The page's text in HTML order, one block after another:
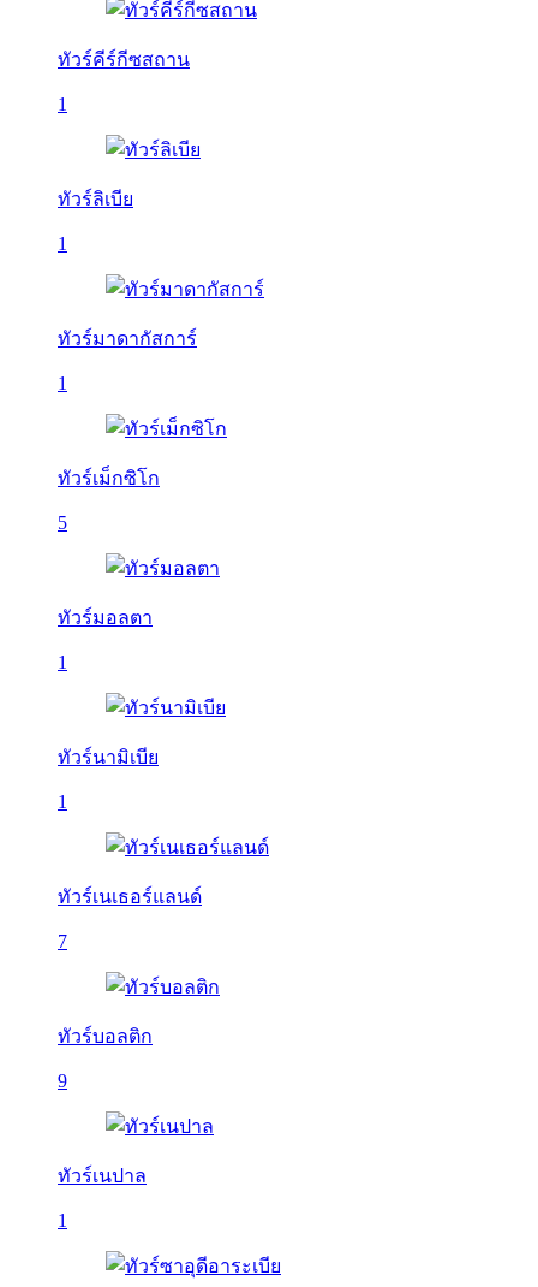
ทัวร์คีร์กีซสถาน
1
ทัวร์ลิเบีย
1
ทัวร์มาดากัสการ์
1
ทัวร์เม็กซิโก
5
ทัวร์มอลตา
1
ทัวร์นามิเบีย
1
ทัวร์เนเธอร์แลนด์
7
ทัวร์บอลติก
9
ทัวร์เนปาล
1